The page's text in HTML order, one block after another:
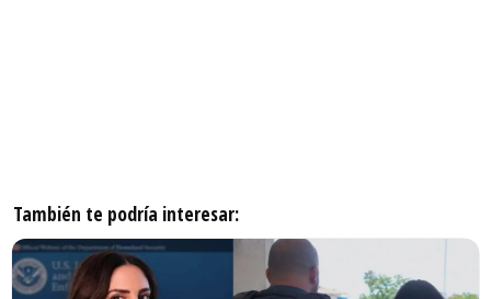
También te podría interesar: